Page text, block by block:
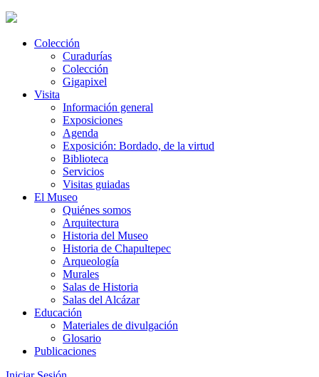
Colección
Curadurías
Colección
Gigapixel
Visita
Información general
Exposiciones
Agenda
Exposición: Bordado, de la virtud
Biblioteca
Servicios
Visitas guiadas
El Museo
Quiénes somos
Arquitectura
Historia del Museo
Historia de Chapultepec
Arqueología
Murales
Salas de Historia
Salas del Alcázar
Educación
Materiales de divulgación
Glosario
Publicaciones